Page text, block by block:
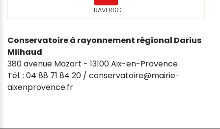
TRAVERSO
Conservatoire à rayonnement régional Darius
Milhaud
380 avenue Mozart - 13100 Aix-en-Provence
Tél. : 04 88 71 84 20 / conservatoire@mairie-
aixenprovence.fr